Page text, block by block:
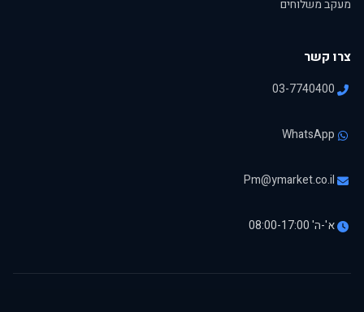
מעקב משלוחים
צרו קשר
03-7740400
WhatsApp
Pm@ymarket.co.il
א'-ה' 08:00-17:00